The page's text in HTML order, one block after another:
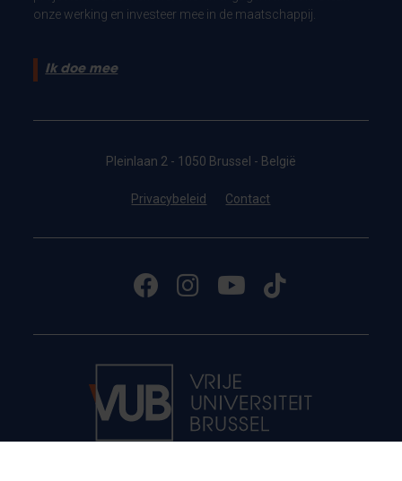
onze werking en investeer mee in de maatschappij.
Ik doe mee
Pleinlaan 2 - 1050 Brussel - België
Privacybeleid Contact